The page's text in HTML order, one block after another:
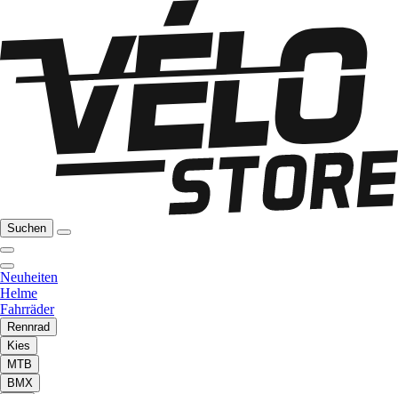
Suchen
Neuheiten
Helme
Fahrräder
Rennrad
Kies
MTB
BMX